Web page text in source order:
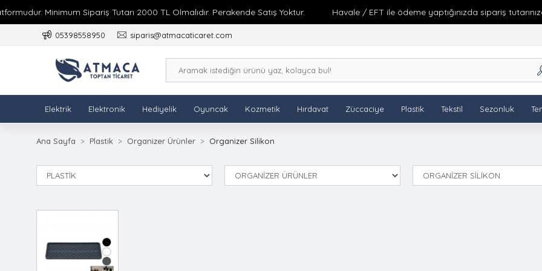
Minimum Sipariş Tutarı 2000 TL Olmalıdır. Perakende Satış Yoktur. Havale / EFT ile ödeme yaptığınızda sipariş
05398558950 siparis@atmacaticaret.com
Elektrik Elektronik Hediyelik Oyuncak Kozmetik Hırdavat Züccaciye Plastik Tekstil Sezonluk
Ana Sayfa Plastik Organizer Ürünler Organizer Silikon